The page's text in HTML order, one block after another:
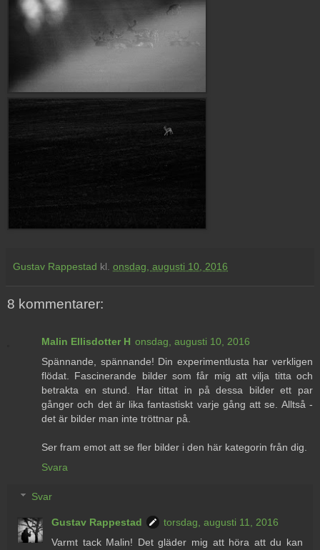
Gustav Rappestad kl. onsdag, augusti 10, 2016
8 kommentarer:
Malin Ellisdotter H onsdag, augusti 10, 2016
Spännande, spännande! Din experimentlusta har verkligen
flödat. Fascinerande bilder som får mig att vilja titta och
betrakta en stund. Har tittat in på dessa bilder ett par
gånger och det är lika fantastiskt varje gång att se. Alltså -
det är bilder man inte tröttnar på.
Ser fram emot att se fler bilder i den här kategorin från dig.
Svara
Svar
Gustav Rappestad
torsdag, augusti 11, 2016
Varmt tack Malin! Det gläder mig att höra att du kan